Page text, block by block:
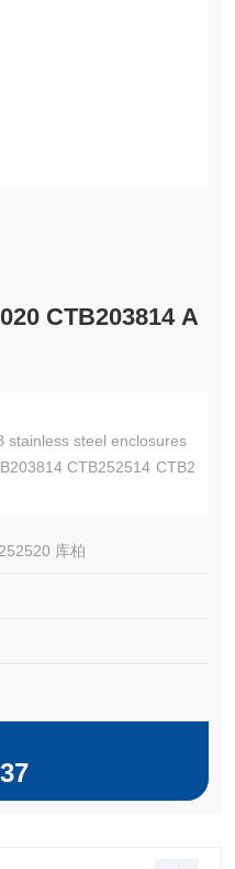
CTB203814 A
stainless steel enclosures
CTB252514 CTB2
库柏